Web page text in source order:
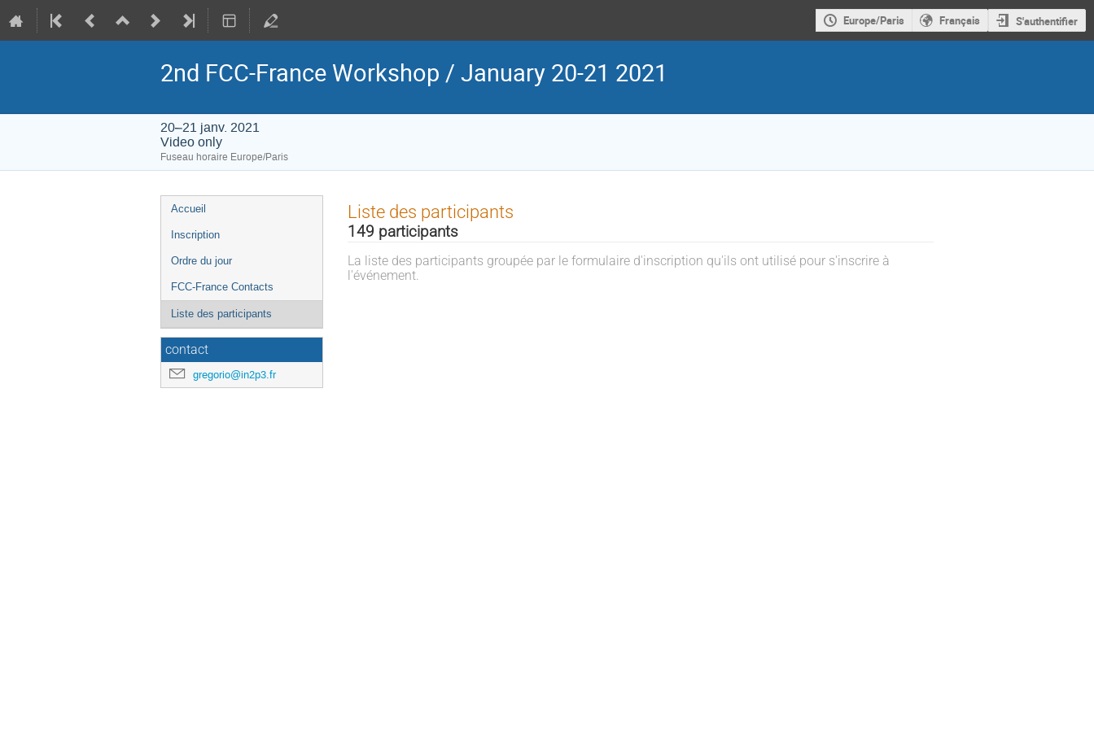
Europe/Paris Français S'authentifier
2nd FCC-France Workshop / January 20-21 2021
20–21 janv. 2021
Video only
Fuseau horaire Europe/Paris
Menu
de
Accueil
Inscription
Ordre du jour
FCC-France Contacts
Liste des participants
contact
gregorio@in2p3.fr
Liste des participants
149 participants
La liste des participants groupée par le formulaire d'inscription qu'ils ont utilisé pour s'inscrire à
l'événement.